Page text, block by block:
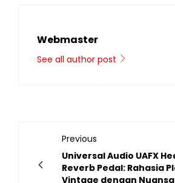
Webmaster
See all author post
Previous
Universal Audio UAFX
Reverb Pedal: Rahasia
Vintage dengan